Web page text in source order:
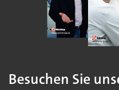
Besuchen Sie